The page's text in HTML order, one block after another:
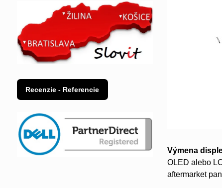
Výmena
OLED alebo
aftermarket
Recenzie - Referencie